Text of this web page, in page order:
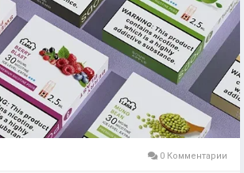
0 Комментарии